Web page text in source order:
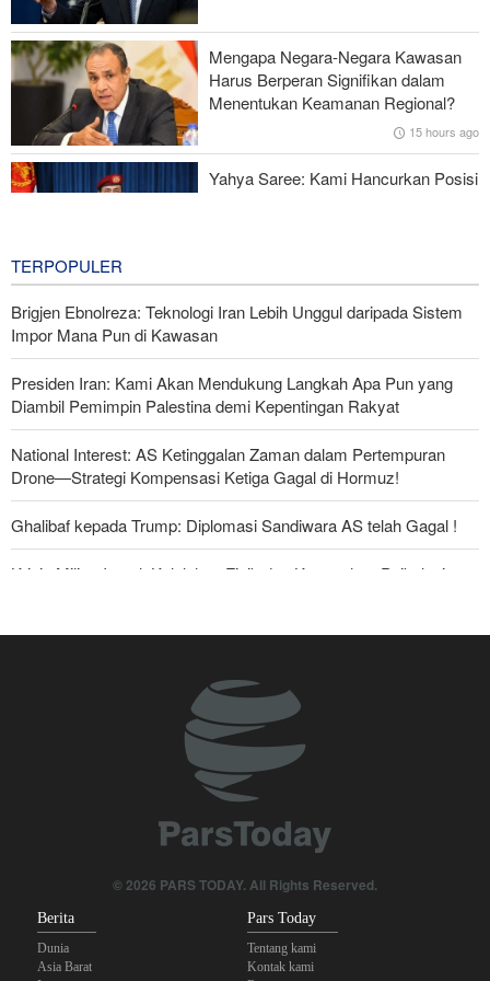
Serangan Iran Sebabkan Lebih dari 700 Tentara AS Geger Otak
Gagal dalam Perang dengan Iran, Dua Pejabat Senior Mossad
Dipecat
Mengapa Negara-Negara Kawasan
Harus Berperan Signifikan dalam
Menentukan Keamanan Regional?
15 hours ago
Yahya Saree: Kami Hancurkan Posisi
TERPOPULER
Brigjen Ebnolreza: Teknologi Iran Lebih Unggul daripada Sistem
Impor Mana Pun di Kawasan
Presiden Iran: Kami Akan Mendukung Langkah Apa Pun yang
Diambil Pemimpin Palestina demi Kepentingan Rakyat
National Interest: AS Ketinggalan Zaman dalam Pertempuran
Drone—Strategi Kompensasi Ketiga Gagal di Hormuz!
Ghalibaf kepada Trump: Diplomasi Sandiwara AS telah Gagal !
Krisis Militer Israel; Kelelahan Fisik dan Keruntuhan Psikologis
Foreign Policy: Riyadh Terjepit di Antara Iran dan Ansarullah,
Yahya Saree: Kami Hancurkan Posisi Pasukan Bayaran Saudi
dengan Rudal Balistik dan Drone
Brigjen Akrami Nia: Artesh dalam Kondisi Siaga Penuh
Anggota Kongres AS Khawatirkan Dampak Menipisnya Rudal
© 2026 PARS TODAY. All Rights Reserved.
Berita
Dunia
Asia Barat
Pars Today
Tentang kami
Kontak kami